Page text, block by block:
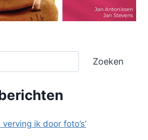
Zoeken
ik door foto’s’